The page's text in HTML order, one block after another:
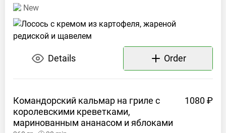
New
Details Order
Командорский кальмар на гриле с
королевскими креветками,
маринованным ананасом и яблоками
1080 ₽